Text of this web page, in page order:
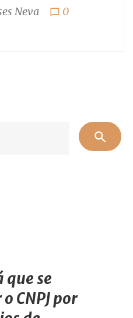
Neva chat_bubble_outline 0
for:
search
que se
CNPJ por